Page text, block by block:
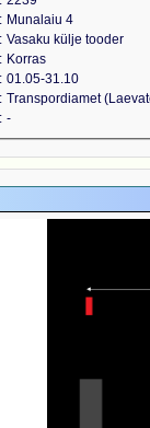
Munalaiu 4
Vasaku külje tooder
Korras
01.05-31.10
Transpordiamet
-